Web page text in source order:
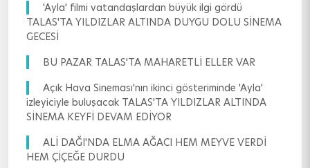
'Ayla' filmi vatandaşlardan büyük ilgi gördü
TALAS'TA YILDIZLAR ALTINDA DUYGU DOLU SİNEMA
GECESİ
BU PAZAR TALAS'TA MAHARETLİ ELLER VAR
Açık Hava Sineması'nın ikinci gösteriminde 'Ayla'
izleyiciyle buluşacak TALAS'TA YILDIZLAR ALTINDA
SİNEMA KEYFİ DEVAM EDİYOR
ALİ DAĞI'NDA ELMA AĞACI HEM MEYVE VERDİ
HEM ÇİÇEĞE DURDU